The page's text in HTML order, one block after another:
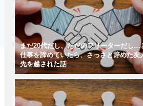
まだ20代だし、ただのフリーターだし…
仕事を諦めていたら、さっさと辞めた友
先を越された話